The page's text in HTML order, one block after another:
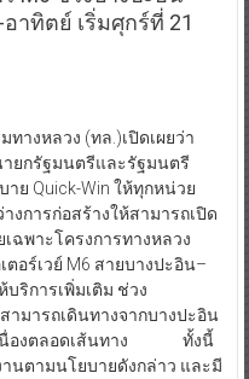
าทิตย์ เริ่มศุกร์ที่ 21
างหลวง (ทล.)เปิดเผยว่า
ยกรัฐมนตรีและรัฐมนตรี
ย Quick-Win ให้ทุกหน่วย
งการก่อสร้างให้สามารถเปิด
ฉพาะโครงการทางหลวง
ตอร์เวย์ M6 สายบางปะอิน–
ริการเพิ่มเติม ช่วง
มารถเดินทางจากบางปะอิน
อเนื่องตลอดเส้นทาง ทั้งนี้
านตามนโยบายดังกล่าว และมี